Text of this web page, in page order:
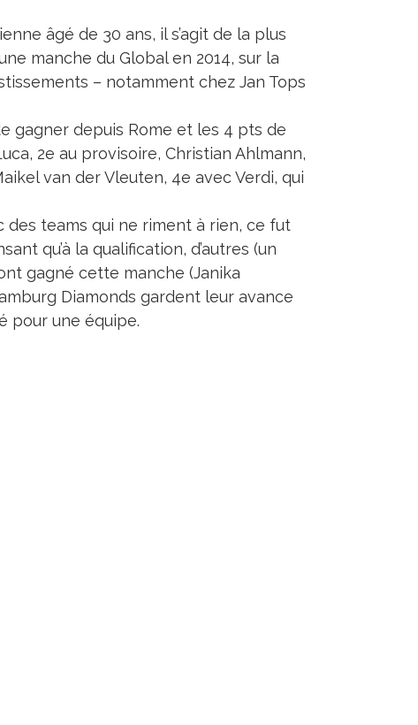
âgé de 30 ans, il s’agit de la plus
manche du Global en 2014, sur la
– notamment chez Jan Tops
gagner depuis Rome et les 4 pts de
2e au provisoire, Christian Ahlmann,
van der Vleuten, 4e avec Verdi, qui
des teams qui ne riment à rien, ce fut
qu’à la qualification, d’autres (un
gagné cette manche (Janika
Diamonds gardent leur avance
pour une équipe.